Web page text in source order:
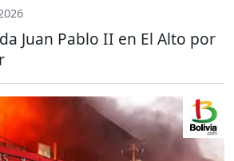
Juan Pablo II en El Alto por